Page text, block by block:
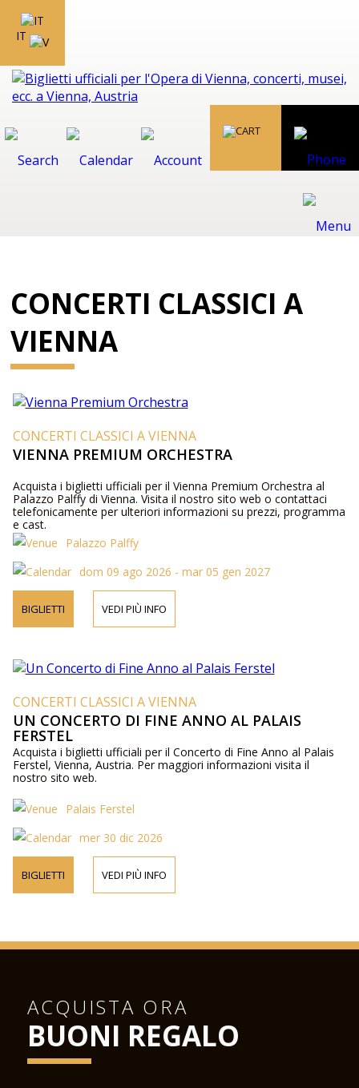
IT
CONCERTI CLASSICI A
VIENNA
CONCERTI CLASSICI A VIENNA
VIENNA PREMIUM ORCHESTRA
Acquista i biglietti ufficiali per il Vienna Premium Orchestra al
Palazzo Palffy di Vienna. Visita il nostro sito web o contattaci
telefonicamente per ulteriori informazioni su prezzi, programma
e cast.
Palazzo Palffy
dom 09 ago 2026 - mar 05 gen 2027
BIGLIETTI VEDI PIÙ INFO
CONCERTI CLASSICI A VIENNA
UN CONCERTO DI FINE ANNO AL PALAIS
FERSTEL
Acquista i biglietti ufficiali per il Concerto di Fine Anno al Palais
Ferstel, Vienna, Austria. Per maggiori informazioni visita il
nostro sito web.
Palais Ferstel
mer 30 dic 2026
BIGLIETTI VEDI PIÙ INFO
ACQUISTA ORA
BUONI REGALO